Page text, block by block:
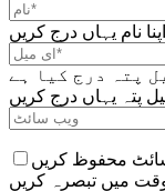
اپنا نام یہاں درج کریں
پتہ یہاں درج کریں
سائٹ محفوظ کریں